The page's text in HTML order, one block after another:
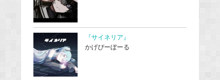
『サイネリア』
かげぴーぼーる